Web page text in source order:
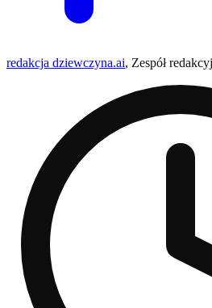
redakcja dziewczyna.ai, Zespół